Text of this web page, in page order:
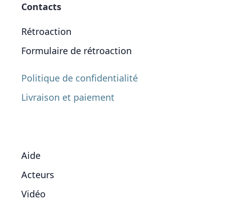
Contacts
Rétroaction
Formulaire de rétroaction
Politique de confidentialité
Livraison et paiement
Aide
Acteurs
Vidéo